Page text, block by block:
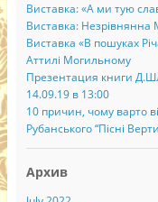
Виставка: «А ми тую
Виставка: Незрівнянна
Виставка «В пошуках
Аттилі Могильному
Презентация книги
14.09.19 в 13:00
10 причин, чому варто
Рубанського “Пісні
Архив